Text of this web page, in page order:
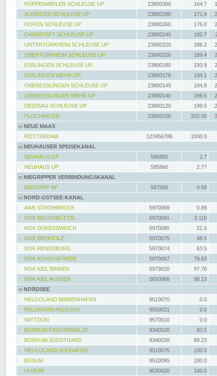
POPPENWEILER SCHLEUSE UP
23800300 164.7
ALDINGEN SCHLEUSE UP
23800280 171.9
HOFEN SCHLEUSE UP
23800260 176.0
CANNSTATT SCHLEUSE UP
23800240 182.7
UNTERTÜRKHEIM SCHLEUSE UP
23800220 186.2
OBERTÜRKHEIM SCHLEUSE UP
23800200 189.4
ESSLINGEN SCHLEUSE UP
23800180 193.9
ESSLINGEN WEHR OP
23800176 194.1
OBERESSLINGEN SCHLEUSE UP
23800145 194.8
OBERESSLINGEN WEHR UP
23800140 196.5
DEIZISAU SCHLEUSE UP
23800120 199.5
PLOCHINGEN
23800100 202.56
NEUE MAAS
ROTTERDAM
123456786
1000.0
NEUHAUSER SPEISEKANAL
NEUHAUS OP
585850
2.7
NEUHAUS UP
585860
2.77
NIEGRIPPER VERBINDUNGSKANAL
NIEGRIPP BP
587500
0.59
NORD-OSTSEE-KANAL
AWK STROHBRÜCK
5970069
0.89
NOK BRUNSBÜTTEL
5970091
2.116
NOK DÜKERSWISCH
5970085
21.5
NOK BREIHOLZ
5970075
48.5
NOK RENDSBURG
5970074
63.5
NOK KÖNIGSFÖRDE
5970067
79.63
NOK KIEL BINNEN
5979020
97.76
NOK KIEL AUSSEN
5650068
98.13
NORDSEE
HELGOLAND BINNENHAFEN
9510070
0.0
PELLWORM ANLEGER
9550021
0.0
WITTDÜN
9570010
0.0
BORKUM FISCHERBALJE
9340020
83.5
BORKUM SÜDSTRAND
9340030
89.23
HELGOLAND SÜDHAFEN
9510075
100.0
BÜSUM
9510095
100.0
HUSUM
9530020 100.0